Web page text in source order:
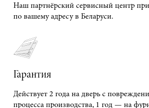
Наш партнёрский сервисный центр
по вашему адресу в Беларуси.
Гарантия
Действует 2 года на дверь с
процесса производства, 1 год — на